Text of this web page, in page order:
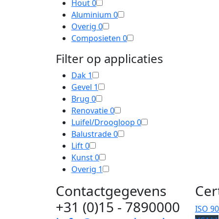
Hout0
Aluminium 0
Overig 0
Composieten 0
Filter op applicaties
Dak 1
Gevel 1
Brug 0
Renovatie0
Luifel/Droogloop 0
Balustrade0
Lift0
Kunst0
Overig 1
Contactgegevens
+31 (0)15 - 7890000
ISO